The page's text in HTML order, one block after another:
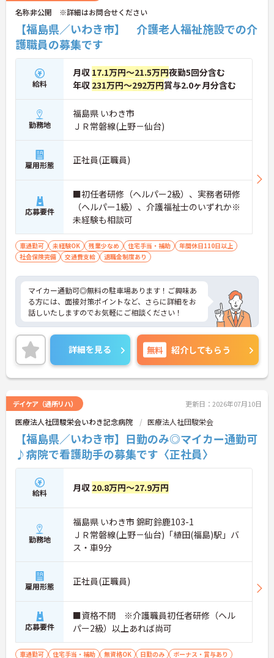
名称非公開 ※詳細はお問合せください
【福島県／いわき市】 介護老人福祉施設での介
護職員の募集です
給料
月収 17.1万円～21.5万円夜勤5回分含む
年収 231万円～292万円賞与2.0ヶ月分含む
勤務地
福島県 いわき市
ＪＲ常磐線(上野－仙台)
雇用形態 正社員(正職員)
応募要件
■初任者研修（ヘルパー2級）、実務者研修
（ヘルパー1級）、介護福祉士のいずれか※
未経験も相談可
車通勤可 未経験OK 残業少なめ 住宅手当・補助
年間休日110日以上
社会保険完備
交通費支給 退職金制度あり
マイカー通勤可◎無料の駐車場あります！ご興味あ
る方には、面接対策ポイントなど、さらに詳細をお
話しいたしますのでお気軽にご相談ください！
詳細を見る 無料 紹介してもらう
デイケア（通所リハ） 更新日：2026年07月10日
医療法人社団駿栄会いわき記念病院 医療法人社団駿栄会
【福島県／いわき市】日勤のみ◎マイカー通勤可
♪病院で看護助手の募集です〈正社員〉
給料 月収 20.8万円～27.9万円
勤務地
福島県 いわき市 錦町鈴鹿103-1
ＪＲ常磐線(上野－仙台)「植田(福島)駅」バ
ス・車9分
雇用形態 正社員(正職員)
応募要件
■資格不問 ※介護職員初任者研修（ヘル
パー2級）以上あれば尚可
車通勤可 住宅手当・補助 無資格OK 日勤のみ ボーナス・賞与あり